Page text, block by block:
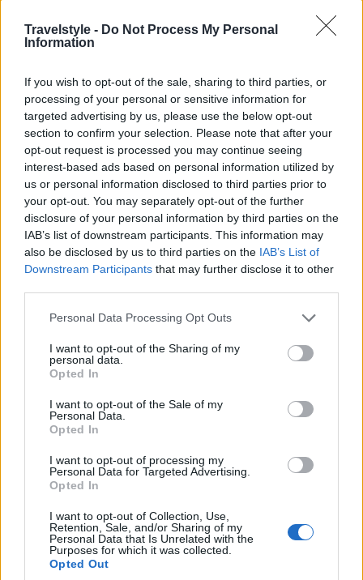
Travelstyle - Do Not Process My Personal
Information
If you wish to opt-out of the sale, sharing to third parties, or
processing of your personal or sensitive information for
targeted advertising by us, please use the below opt-out
section to confirm your selection. Please note that after your
opt-out request is processed you may continue seeing
interest-based ads based on personal information utilized by
us or personal information disclosed to third parties prior to
your opt-out. You may separately opt-out of the further
disclosure of your personal information by third parties on the
IAB’s list of downstream participants. This information may
also be disclosed by us to third parties on the IAB’s List of
Downstream Participants that may further disclose it to other
Please note that this website/app uses one or more Google
not limited to your visit or usage behaviour. You may click to
grant or deny consent to Google and its third-party tags to
use your data for below specified purposes in below Google
consent section.
Personal Data Processing Opt Outs
I want to opt-out of the Sharing of my
personal data.
Opted In
I want to opt-out of the Sale of my
Personal Data.
Opted In
I want to opt-out of processing my
Personal Data for Targeted Advertising.
Opted In
I want to opt-out of Collection, Use,
Retention, Sale, and/or Sharing of my
Personal Data that Is Unrelated with the
Purposes for which it was collected.
Opted Out
Shepherd’s Pie:Πρόκειται για την περίφημη
με κιμά αρνιού (ή μοσχαρίσιο κρέας, που
ονομάζεται τότε cottage pie), με μια στρώση πουρέ
πατάτας και ψημένη μέχρι να ροδίσει.